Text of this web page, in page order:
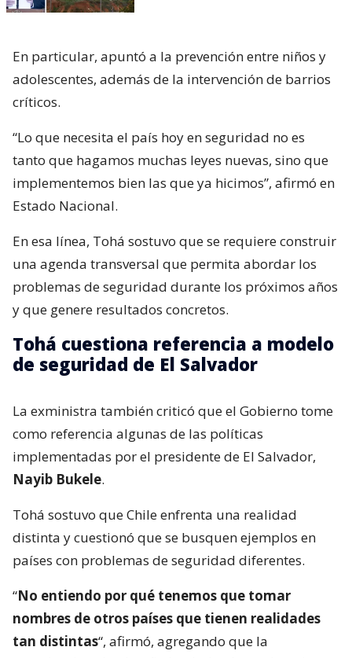
En particular, apuntó a la prevención entre niños y
adolescentes, además de la intervención de barrios
críticos.
“Lo que necesita el país hoy en seguridad no es
tanto que hagamos muchas leyes nuevas, sino que
implementemos bien las que ya hicimos”, afirmó en
Estado Nacional.
En esa línea, Tohá sostuvo que se requiere construir
una agenda transversal que permita abordar los
problemas de seguridad durante los próximos años
y que genere resultados concretos.
Tohá cuestiona referencia a modelo
de seguridad de El Salvador
La exministra también criticó que el Gobierno tome
como referencia algunas de las políticas
implementadas por el presidente de El Salvador,
Nayib Bukele.
Tohá sostuvo que Chile enfrenta una realidad
distinta y cuestionó que se busquen ejemplos en
países con problemas de seguridad diferentes.
“No entiendo por qué tenemos que tomar
nombres de otros países que tienen realidades
tan distintas“, afirmó, agregando que la